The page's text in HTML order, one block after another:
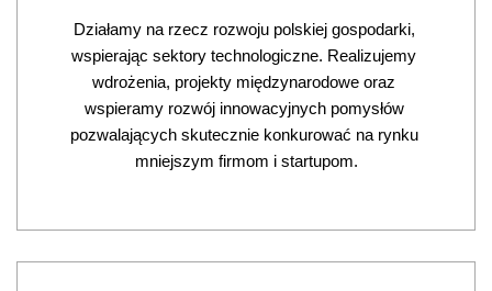
Działamy na rzecz rozwoju polskiej gospodarki,
wspierając sektory technologiczne. Realizujemy
wdrożenia, projekty międzynarodowe oraz
wspieramy rozwój innowacyjnych pomysłów
pozwalających skutecznie konkurować na rynku
mniejszym firmom i startupom.